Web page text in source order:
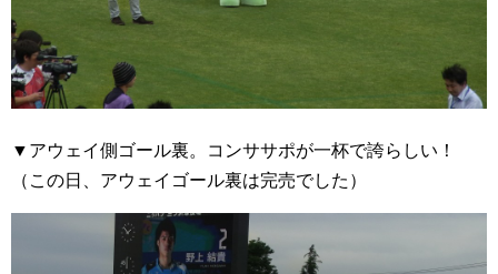
▼アウェイ側ゴール裏。コンササポが一杯で誇らしい！
（この日、アウェイゴール裏は完売でした）